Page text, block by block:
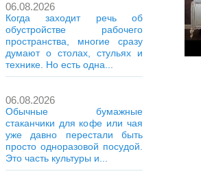
06.08.2026
Когда заходит речь об
обустройстве рабочего
пространства, многие сразу
думают о столах, стульях и
технике. Но есть одна...
06.08.2026
Обычные бумажные
стаканчики для кофе или чая
уже давно перестали быть
просто одноразовой посудой.
Это часть культуры и...